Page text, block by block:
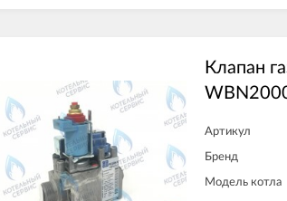
Клапан
Артикул
Бренд
Модель котла